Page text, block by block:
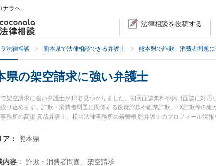
ナラへ
法律相談を投稿する
法律相談 熊本県で法律相談できる弁護士 熊本県で詐欺・消費者問題
県の架空請求に強い弁護士
架空請求に強い弁護士が18名見つかりました。初回面談無料や休日面談に対
り込めます。詐欺・消費者問題に関係する投資詐欺や副業詐欺、FX詐欺等の
務所の髙瀬 真哉弁護士、松﨑法律事務所の若曽根 聡弁護士のプロフィール情
ルを今すぐに弁護士に相談したい』『架空請求のトラブル解決の実績豊富な
約したい』などでお困りの相談者さんにおすすめです。
ア 熊本県
内容 詐欺・消費者問題、架空請求